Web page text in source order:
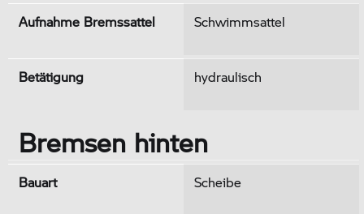
Aufnahme Bremssattel Schwimmsattel
Betätigung hydraulisch
Bremsen hinten
Bauart Scheibe